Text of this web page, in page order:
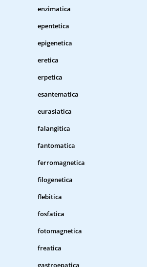
enzimatica
epentetica
epigenetica
eretica
erpetica
esantematica
eurasiatica
falangitica
fantomatica
ferromagnetica
filogenetica
flebitica
fosfatica
fotomagnetica
freatica
gastroepatica